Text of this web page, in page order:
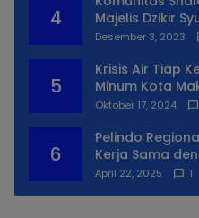
4
Majelis Dzikir
Desember 3, 2023
5
Krisis Air Tiap
Minum Kota
Untuk Daerah
Oktober 17, 2024
6
Pelindo
Kerja Sama
Praktek
April 22, 2025 1